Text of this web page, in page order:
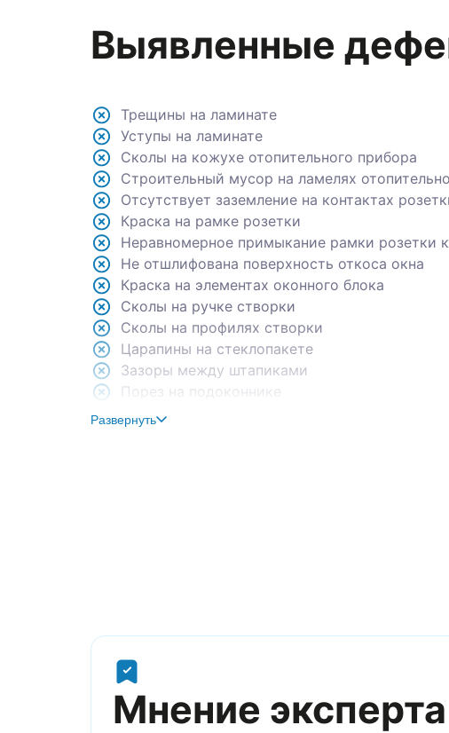
Выявленные
Трещины на ламинате
Уступы на ламинате
Сколы на кожухе отопительного прибора
Строительный мусор на ламелях
Отсутствует заземление на контактах розетки
Краска на рамке розетки
Неравномерное примыкание рамки розетки к
Не отшлифована поверхность откоса окна
Краска на элементах оконного блока
Сколы на ручке створки
Сколы на профилях створки
Царапины на стеклопакете
Зазоры между штапиками
Порез на подоконнике
Мусор в притворе створки
Развернуть
Мнение эксперта